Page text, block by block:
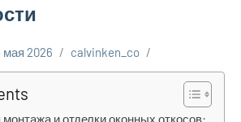
мая 2026 calvinken_co
и отделки оконных откосов: